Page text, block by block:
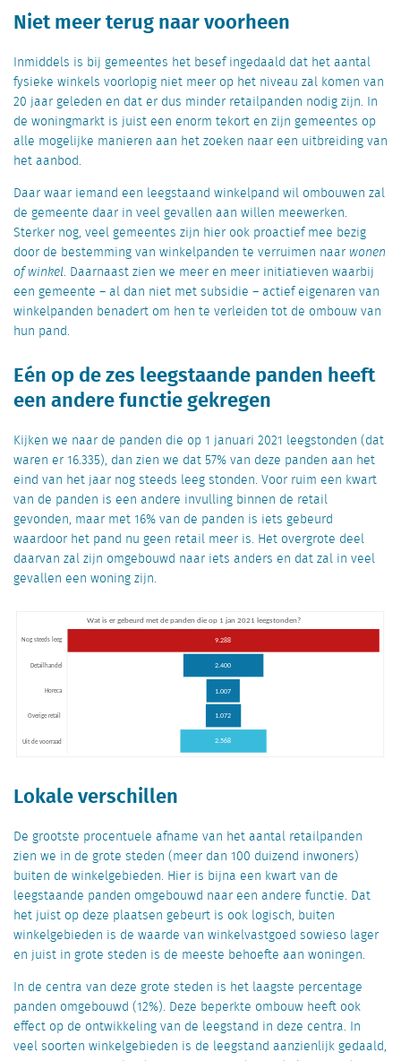
Niet meer terug naar voorheen
Inmiddels is bij gemeentes het besef ingedaald dat het aantal
fysieke winkels voorlopig niet meer op het niveau zal komen van
20 jaar geleden en dat er dus minder retailpanden nodig zijn. In
de woningmarkt is juist een enorm tekort en zijn gemeentes op
alle mogelijke manieren aan het zoeken naar een uitbreiding van
het aanbod.
Daar waar iemand een leegstaand winkelpand wil ombouwen zal
de gemeente daar in veel gevallen aan willen meewerken.
Sterker nog, veel gemeentes zijn hier ook proactief mee bezig
door de bestemming van winkelpanden te verruimen naar wonen
of winkel. Daarnaast zien we meer en meer initiatieven waarbij
een gemeente – al dan niet met subsidie – actief eigenaren van
winkelpanden benadert om hen te verleiden tot de ombouw van
hun pand.
Eén op de zes leegstaande panden heeft
een andere functie gekregen
Kijken we naar de panden die op 1 januari 2021 leegstonden (dat
waren er 16.335), dan zien we dat 57% van deze panden aan het
eind van het jaar nog steeds leeg stonden. Voor ruim een kwart
van de panden is een andere invulling binnen de retail
gevonden, maar met 16% van de panden is iets gebeurd
waardoor het pand nu geen retail meer is. Het overgrote deel
daarvan zal zijn omgebouwd naar iets anders en dat zal in veel
gevallen een woning zijn.
Lokale verschillen
De grootste procentuele afname van het aantal retailpanden
zien we in de grote steden (meer dan 100 duizend inwoners)
buiten de winkelgebieden. Hier is bijna een kwart van de
leegstaande panden omgebouwd naar een andere functie. Dat
het juist op deze plaatsen gebeurt is ook logisch, buiten
winkelgebieden is de waarde van winkelvastgoed sowieso lager
en juist in grote steden is de meeste behoefte aan woningen.
In de centra van deze grote steden is het laagste percentage
panden omgebouwd (12%). Deze beperkte ombouw heeft ook
effect op de ontwikkeling van de leegstand in deze centra. In
veel soorten winkelgebieden is de leegstand aanzienlijk gedaald,